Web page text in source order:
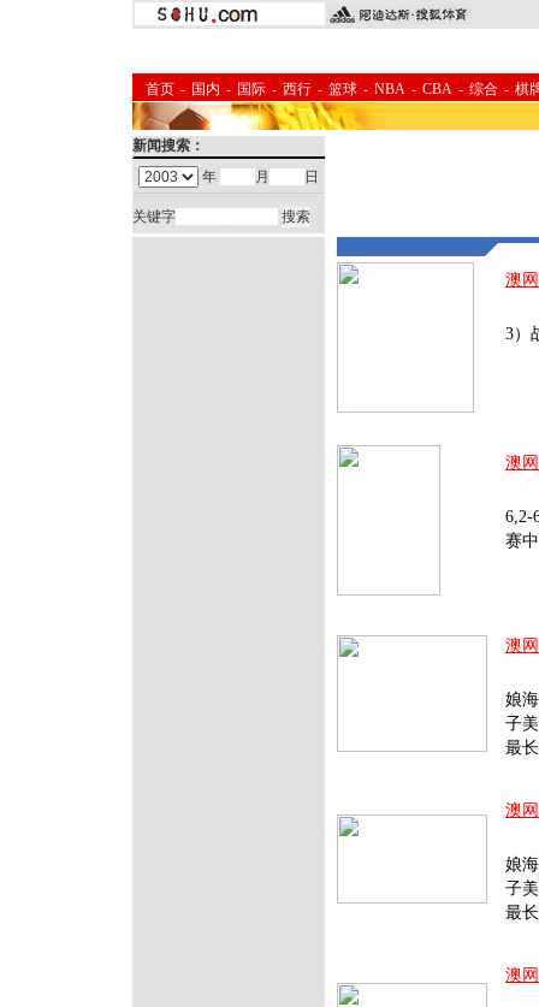
首页 - 国内 - 国际 - 西行 - 篮球 - NBA - CBA - 综合 - 棋
新闻搜索：
年
月 日
关键字
澳
3）
澳
6,2-
赛
澳
娘
子
最
澳
娘
子
最
澳